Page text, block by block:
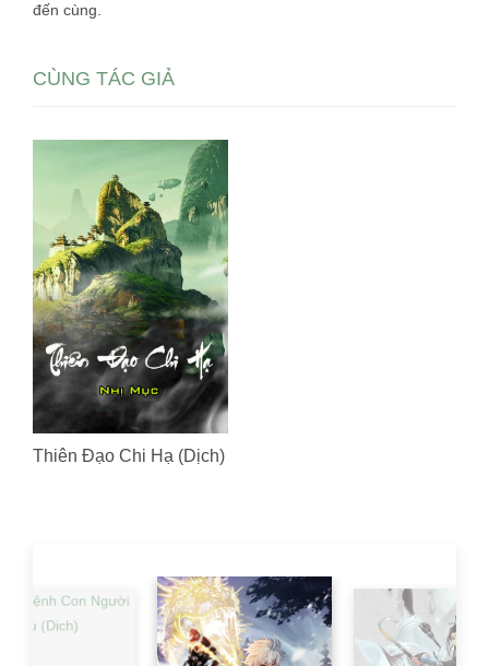
đến cùng.
CÙNG TÁC GIẢ
Thiên Đạo Chi Hạ (Dịch)